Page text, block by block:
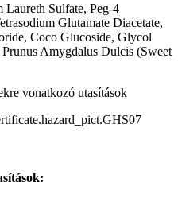
Sulfate, Peg-4
Glutamate Diacetate,
Coco Glucoside, Glycol
Amygdalus Dulcis (Sweet
vonatkozó utasítások